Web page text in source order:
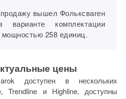
вышел Фольксваген
комплектации
мощностью 258 единиц.
цены
доступен в нескольких
Trendline и Highline, доступны